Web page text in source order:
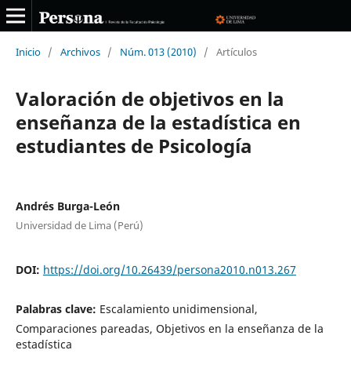
Inicio / Archivos / Núm. 013 (2010) / Artículos
Valoración de objetivos en la
enseñanza de la estadística en
estudiantes de Psicología
Andrés Burga-León
Universidad de Lima (Perú)
DOI: https://doi.org/10.26439/persona2010.n013.267
Palabras clave: Escalamiento unidimensional,
Comparaciones pareadas, Objetivos en la enseñanza de la
estadística